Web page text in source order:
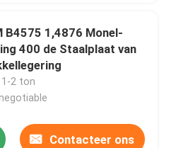
B4575 1,4876 Monel-
400 de Staalplaat van
1-2 ton
Contacteer ons